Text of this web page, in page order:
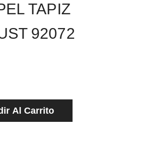
TAPIZ
92072
Al Carrito